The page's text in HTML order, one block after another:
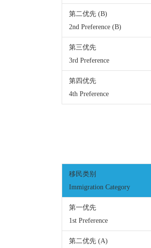
第二优先 (B)
2nd Preference (B)
第三优先
3rd Preference
第四优先
4th Preference
移民类别
Immigration Category
第一优先
1st Preference
第二优先 (A)